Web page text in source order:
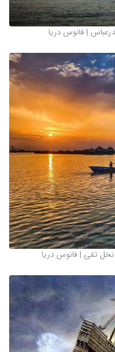
| فانوس دریا
تقی | فانوس دریا